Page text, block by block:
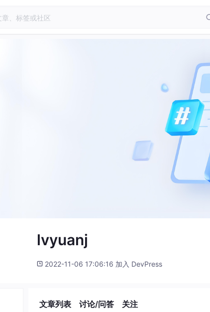
lvyuanj
2022-11-06 17:06:16 加入 DevPress
文章列表 讨论/问答 关注